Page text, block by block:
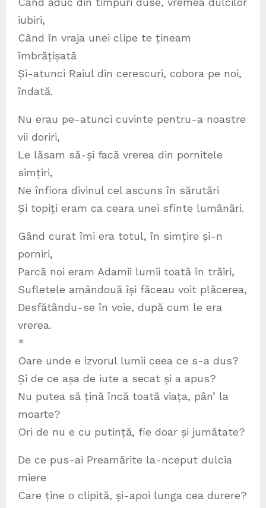
iubiri,
Când în vraja unei clipe te țineam
îmbrățișată
Și-atunci Raiul din cerescuri, cobora pe noi,
îndată.
Nu erau pe-atunci cuvinte pentru-a noastre
vii doriri,
Le lăsam să-și facă vrerea din pornitele
simțiri,
Ne înfiora divinul cel ascuns în sărutări
Și topiți eram ca ceara unei sfinte lumânări.
Gând curat îmi era totul, în simțire și-n
porniri,
Parcă noi eram Adamii lumii toată în trăiri,
Sufletele amândouă își făceau voit plăcerea,
Desfătându-se în voie, după cum le era
vrerea.
*
Oare unde e izvorul lumii ceea ce s-a dus?
Și de ce așa de iute a secat și a apus?
Nu putea să țină încă toată viața, pân’ la
moarte?
Ori de nu e cu putință, fie doar și jumătate?
De ce pus-ai Preamărite la-nceput dulcia
miere
Care ține o clipită, și-apoi lunga cea durere?